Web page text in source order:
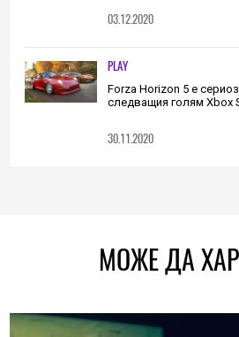
03.12.2020
PLAY
Forza Horizon 5 е
следващия голям Xbox
30.11.2020
МОЖЕ ДА